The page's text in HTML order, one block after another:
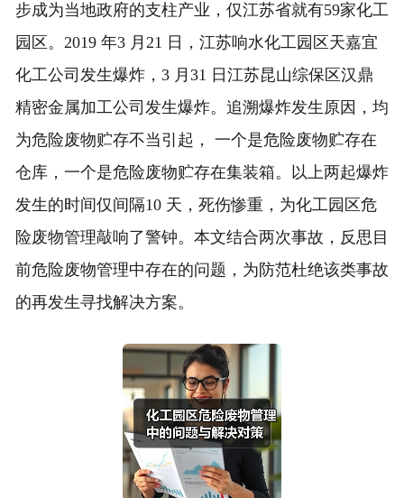
步成为当地政府的支柱产业，仅江苏省就有59家化工
园区。2019 年3 月21 日，江苏响水化工园区天嘉宜
化工公司发生爆炸，3 月31 日江苏昆山综保区汉鼎
精密金属加工公司发生爆炸。追溯爆炸发生原因，均
为危险废物贮存不当引起， 一个是危险废物贮存在
仓库，一个是危险废物贮存在集装箱。以上两起爆炸
发生的时间仅间隔10 天，死伤惨重，为化工园区危
险废物管理敲响了警钟。本文结合两次事故，反思目
前危险废物管理中存在的问题，为防范杜绝该类事故
的再发生寻找解决方案。